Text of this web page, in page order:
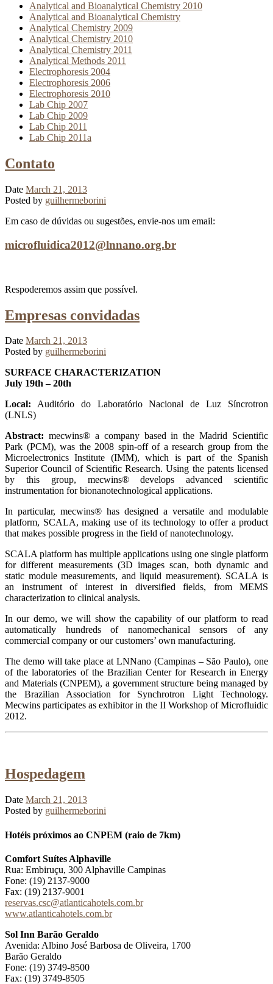
Analytical and Bioanalytical Chemistry 2010
Analytical and Bioanalytical Chemistry
Analytical Chemistry 2009
Analytical Chemistry 2010
Analytical Chemistry 2011
Analytical Methods 2011
Electrophoresis 2004
Electrophoresis 2006
Electrophoresis 2010
Lab Chip 2007
Lab Chip 2009
Lab Chip 2011
Lab Chip 2011a
Contato
Date March 21, 2013
Posted by guilhermeborini
Em caso de dúvidas ou sugestões, envie-nos um email:
microfluidica2012@lnnano.org.br
Respoderemos assim que possível.
Empresas convidadas
Date March 21, 2013
Posted by guilhermeborini
SURFACE CHARACTERIZATION
July 19th – 20th
Local: Auditório do Laboratório Nacional de Luz Síncrotron
(LNLS)
Abstract: mecwins® a company based in the Madrid Scientific
Park (PCM), was the 2008 spin-off of a research group from the
Microelectronics Institute (IMM), which is part of the Spanish
Superior Council of Scientific Research. Using the patents licensed
by this group, mecwins® develops advanced scientific
instrumentation for bionanotechnological applications.
In particular, mecwins® has designed a versatile and modulable
platform, SCALA, making use of its technology to offer a product
that makes possible progress in the field of nanotechnology.
SCALA platform has multiple applications using one single platform
for different measurements (3D images scan, both dynamic and
static module measurements, and liquid measurement). SCALA is
an instrument of interest in diversified fields, from MEMS
characterization to clinical analysis.
In our demo, we will show the capability of our platform to read
automatically hundreds of nanomechanical sensors of any
commercial company or our customers’ own manufacturing.
The demo will take place at LNNano (Campinas – São Paulo), one
of the laboratories of the Brazilian Center for Research in Energy
and Materials (CNPEM), a government structure being managed by
the Brazilian Association for Synchrotron Light Technology.
Mecwins participates as exhibitor in the II Workshop of Microfluidic
2012.
Hospedagem
Date March 21, 2013
Posted by guilhermeborini
Hotéis próximos ao CNPEM (raio de 7km)
Comfort Suítes Alphaville
Rua: Embiruçu, 300 Alphaville Campinas
Fone: (19) 2137-9000
Fax: (19) 2137-9001
reservas.csc@atlanticahotels.com.br
www.atlanticahotels.com.br
Sol Inn Barão Geraldo
Avenida: Albino José Barbosa de Oliveira, 1700
Barão Geraldo
Fone: (19) 3749-8500
Fax: (19) 3749-8505